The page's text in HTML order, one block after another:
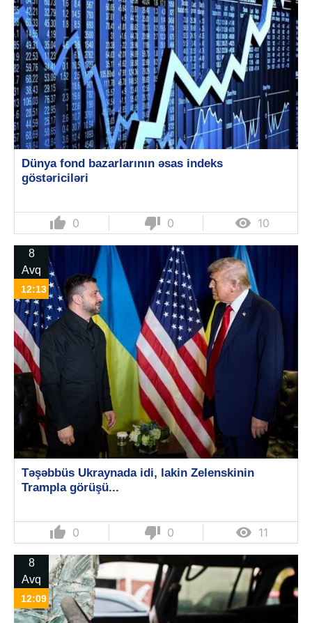
Dünya fond bazarlarının əsas indeks
göstəriciləri
thumb_up 0 thumb_down 0  10
8
Avq
12:13
Təşəbbüs Ukraynada idi, lakin Zelenskinin
Trampla görüşü...
thumb_up 0 thumb_down 0  11
8
Avq
12:09